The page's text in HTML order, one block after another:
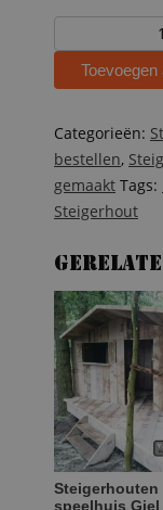
poppenkast
Annemiek
Categorieën:
bestellen,
gemaakt Tags:
Steigerhout
Steigerhouten
speelhuis Giel